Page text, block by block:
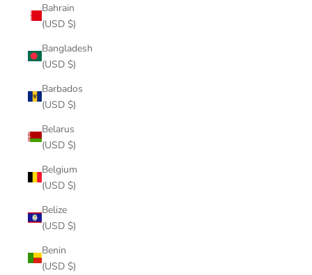
Bahrain
(USD $)
Bangladesh
(USD $)
Barbados
(USD $)
Belarus
(USD $)
Belgium
(USD $)
Belize
(USD $)
Benin
(USD $)